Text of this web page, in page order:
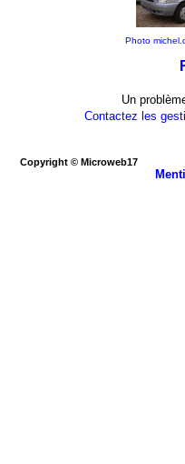
Photo
Un
Contactez les
Copyright © Microweb17